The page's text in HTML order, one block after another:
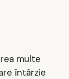
multe
întârzie